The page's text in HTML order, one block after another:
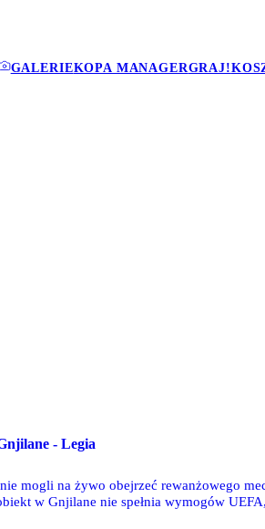
GALERIEKOPA MANAGERGRAJ!
- Legia
mogli na żywo obejrzeć rewanżowego
w Gnjilane nie spełnia wymogów